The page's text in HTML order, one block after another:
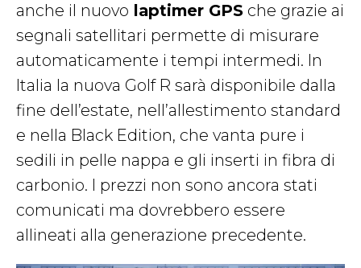
anche il nuovo laptimer GPS che grazie ai
segnali satellitari permette di misurare
automaticamente i tempi intermedi. In
Italia la nuova Golf R sarà disponibile dalla
fine dell’estate, nell’allestimento standard
e nella Black Edition, che vanta pure i
sedili in pelle nappa e gli inserti in fibra di
carbonio. I prezzi non sono ancora stati
comunicati ma dovrebbero essere
allineati alla generazione precedente.